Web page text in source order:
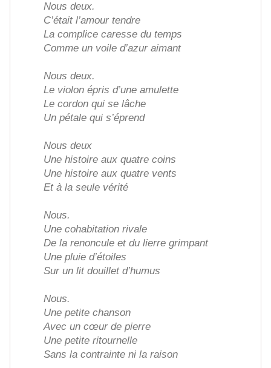
Nous deux.
C’était l’amour tendre
La complice caresse du temps
Comme un voile d’azur aimant
Nous deux.
Le violon épris d’une amulette
Le cordon qui se lâche
Un pétale qui s’éprend
Nous deux
Une histoire aux quatre coins
Une histoire aux quatre vents
Et à la seule vérité
Nous.
Une cohabitation rivale
De la renoncule et du lierre grimpant
Une pluie d’étoiles
Sur un lit douillet d’humus
Nous.
Une petite chanson
Avec un cœur de pierre
Une petite ritournelle
Sans la contrainte ni la raison